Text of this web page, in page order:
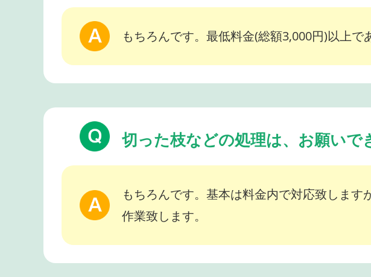
もちろんです。最低料金(総額3,000円)以上で
切った枝などの処理は、お願いで
もちろんです。基本は料金内で対応致しま
作業致します。